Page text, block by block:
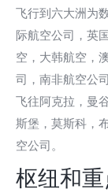
飞行到六大洲为
际航空公司，英
空，大韩航空，
司，南非航空公
飞往阿克拉，曼
斯堡，莫斯科，
空公司。
枢纽和